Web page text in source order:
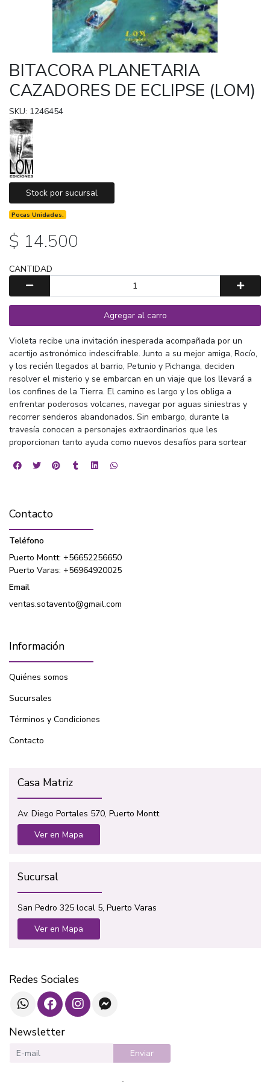
BITACORA PLANETARIA
CAZADORES DE ECLIPSE (LOM)
SKU: 1246454
Stock por sucursal
Pocas Unidades.
$ 14.500
CANTIDAD
Agregar al carro
Violeta recibe una invitación inesperada acompañada por un
acertijo astronómico indescifrable. Junto a su mejor amiga, Rocío,
y los recién llegados al barrio, Petunio y Pichanga, deciden
resolver el misterio y se embarcan en un viaje que los llevará a
los confines de la Tierra. El camino es largo y los obliga a
enfrentar poderosos volcanes, navegar por aguas siniestras y
recorrer senderos abandonados. Sin embargo, durante la
travesía conocen a personajes extraordinarios que les
proporcionan tanto ayuda como nuevos desafíos para sortear
Contacto
Teléfono
Puerto Montt: +56652256650
Puerto Varas: +56964920025
Email
ventas.sotavento@gmail.com
Información
Quiénes somos
Sucursales
Términos y Condiciones
Contacto
Casa Matriz
Av. Diego Portales 570, Puerto Montt
Ver en Mapa
Sucursal
San Pedro 325 local 5, Puerto Varas
Ver en Mapa
Redes Sociales
Newsletter
Enviar